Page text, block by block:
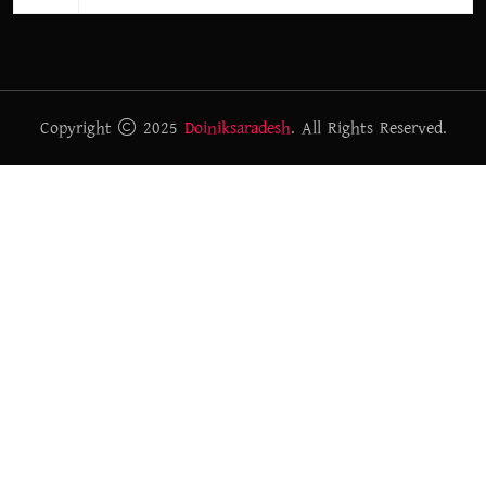
Copyright 2025 Doiniksaradesh. All Rights Reserved.